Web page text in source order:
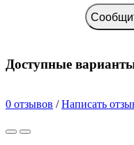
Доступные
0 отзывов /Написать